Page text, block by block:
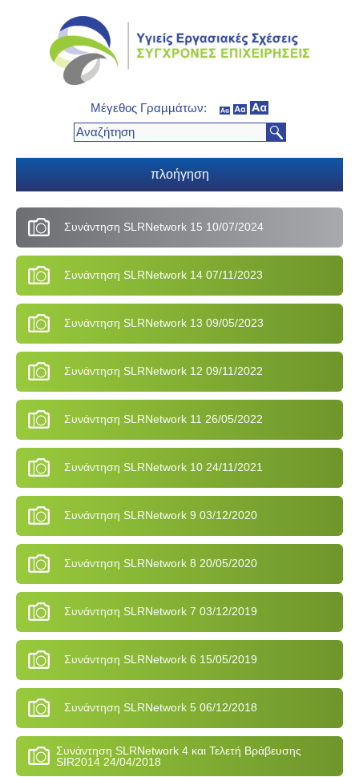
Μέγεθος Γραµµάτων:
πλοήγηση
Συνάντηση SLRNetwork 15 10/07/2024
Συνάντηση SLRNetwork 14 07/11/2023
Συνάντηση SLRNetwork 13 09/05/2023
Συνάντηση SLRNetwork 12 09/11/2022
Συνάντηση SLRNetwork 11 26/05/2022
Συνάντηση SLRNetwork 10 24/11/2021
Συνάντηση SLRNetwork 9 03/12/2020
Συνάντηση SLRNetwork 8 20/05/2020
Συνάντηση SLRNetwork 7 03/12/2019
Συνάντηση SLRNetwork 6 15/05/2019
Συνάντηση SLRNetwork 5 06/12/2018
Συνάντηση SLRNetwork 4 και Τελετή Βράβευσης
SIR2014 24/04/2018